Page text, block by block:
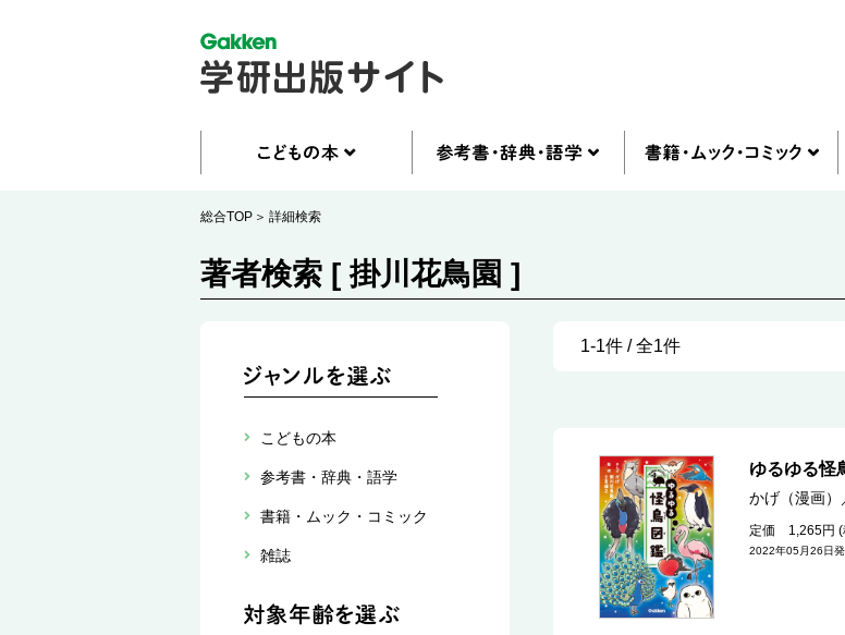
総合TOP 詳細検索
著者検索 [ 掛川花鳥園 ]
こどもの本
参考書・辞典・語学
書籍・ムック・コミック
雑誌
1-1件 / 全1件
ゆるゆる怪
かげ（漫画）
定価 1,265円 (
2022年05月26日